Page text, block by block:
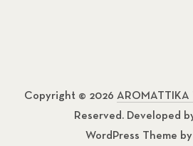
Copyright © 2026 AROMATTIKA
Reserved. Developed
WordPress Theme by